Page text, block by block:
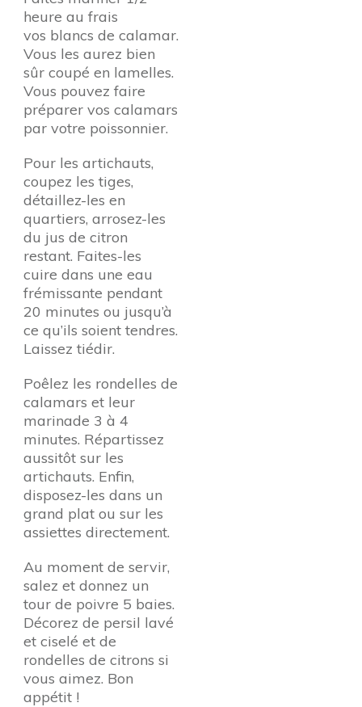
heure au frais
vos blancs de calamar.
Vous les aurez bien
sûr coupé en lamelles.
Vous pouvez faire
préparer vos calamars
par votre poissonnier.
Pour les artichauts,
coupez les tiges,
détaillez-les en
quartiers, arrosez-les
du jus de citron
restant. Faites-les
cuire dans une eau
frémissante pendant
20 minutes ou jusqu’à
ce qu’ils soient tendres.
Laissez tiédir.
Poêlez les rondelles de
calamars et leur
marinade 3 à 4
minutes. Répartissez
aussitôt sur les
artichauts. Enfin,
disposez-les dans un
grand plat ou sur les
assiettes directement.
Au moment de servir,
salez et donnez un
tour de poivre 5 baies.
Décorez de persil lavé
et ciselé et de
rondelles de citrons si
vous aimez. Bon
appétit !